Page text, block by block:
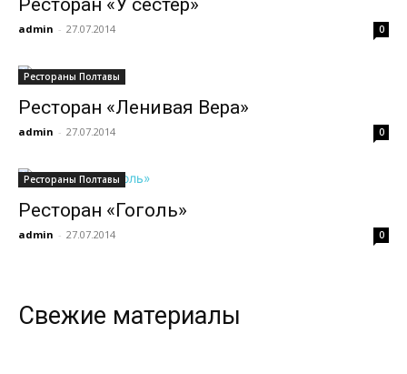
Ресторан «У сестер»
admin - 27.07.2014 0
Рестораны Полтавы
Ресторан «Ленивая Вера»
admin - 27.07.2014 0
Рестораны Полтавы
Ресторан «Гоголь»
admin - 27.07.2014 0
Свежие материалы